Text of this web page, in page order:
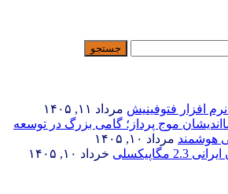
افزار فتوفینیش مرداد ۱۱, ۱۴۰۵
موج پرداز؛ گامی بزرگ در توسعه
هوشمند مرداد ۱۰, ۱۴۰۵
مگاپیکسلی
خرداد ۱۰, ۱۴۰۵